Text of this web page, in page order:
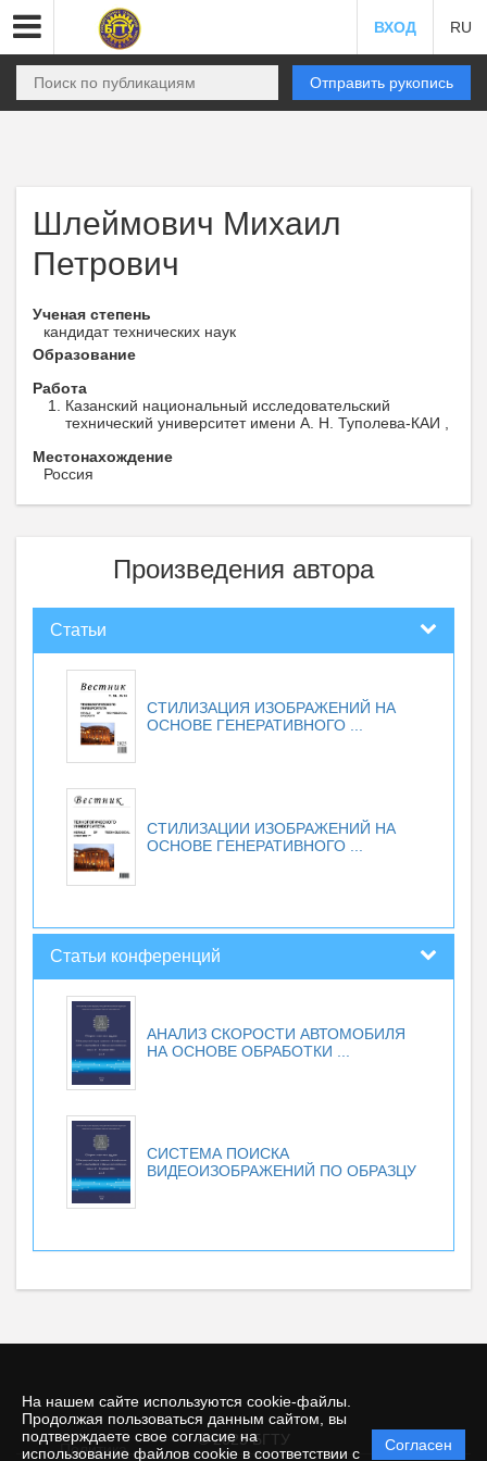
На нашем сайте используются cookie-файлы.
Продолжая пользоваться данным сайтом, вы
подтверждаете свое согласие на
использование файлов cookie в соответствии с
Согласен
ВХОД RU
Отправить рукопись
Шлеймович Михаил
Петрович
Ученая степень
кандидат технических наук
Образование
Работа
Казанский национальный исследовательский
технический университет имени А. Н. Туполева-КАИ ,
Местонахождение
Россия
Произведения автора
Статьи
СТИЛИЗАЦИЯ ИЗОБРАЖЕНИЙ НА
ОСНОВЕ ГЕНЕРАТИВНОГО ...
СТИЛИЗАЦИИ ИЗОБРАЖЕНИЙ НА
ОСНОВЕ ГЕНЕРАТИВНОГО ...
Статьи конференций
АНАЛИЗ СКОРОСТИ АВТОМОБИЛЯ
НА ОСНОВЕ ОБРАБОТКИ ...
СИСТЕМА ПОИСКА
ВИДЕОИЗОБРАЖЕНИЙ ПО ОБРАЗЦУ
© 2025 БГТУ
Политика